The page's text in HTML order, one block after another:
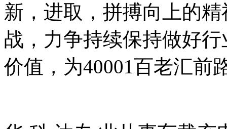
新，进取，拼搏向上的
战，力争持续保持做好
价值，为40001百老汇前